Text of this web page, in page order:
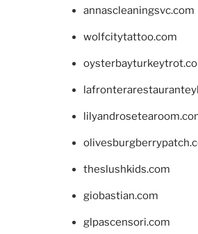
annascleaningsvc.com
wolfcitytattoo.com
theslushkids.com
giobastian.com
glpascensori.com